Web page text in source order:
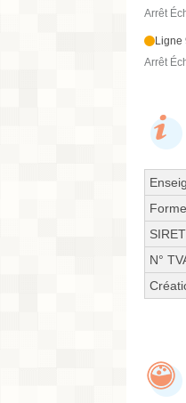
Arrêt
Ligne
Arrêt
SIRET
N°